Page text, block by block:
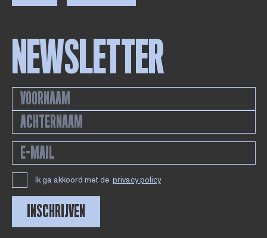
NEWSLETTER
Ik ga akkoord met de privacy policy
INSCHRIJVEN